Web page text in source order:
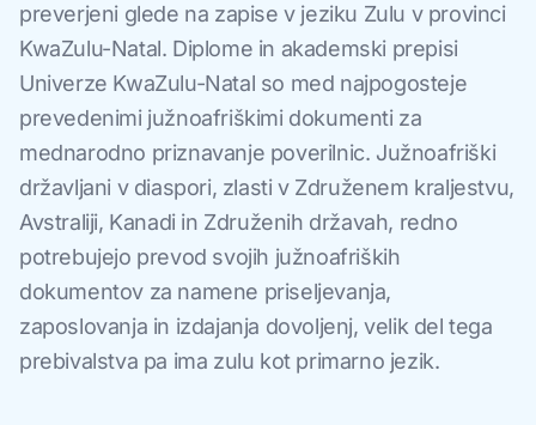
preverjeni glede na zapise v jeziku Zulu v provinci
KwaZulu-Natal. Diplome in akademski prepisi
Univerze KwaZulu-Natal so med najpogosteje
prevedenimi južnoafriškimi dokumenti za
mednarodno priznavanje poverilnic. Južnoafriški
državljani v diaspori, zlasti v Združenem kraljestvu,
Avstraliji, Kanadi in Združenih državah, redno
potrebujejo prevod svojih južnoafriških
dokumentov za namene priseljevanja,
zaposlovanja in izdajanja dovoljenj, velik del tega
prebivalstva pa ima zulu kot primarno jezik.